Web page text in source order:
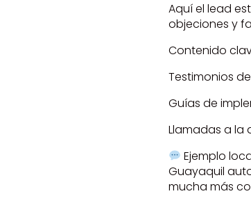
Aquí el lead
objeciones y
Contenido
Testimonios
Guías de
Llamadas a la
Ejemplo
Guayaquil
mucha más